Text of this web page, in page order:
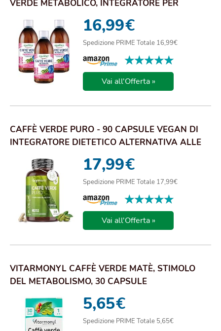
VERDE METABOLICO, INTEGRATORE PER
16,99€
Spedizione PRIME Totale 16,99€
★★★★★
★★★★★
Vai all'Offerta »
CAFFÈ VERDE PURO - 90 CAPSULE VEGAN DI
INTEGRATORE DIETETICO ALTERNATIVA ALLE
17,99€
Spedizione PRIME Totale 17,99€
★★★★★
★★★★★
Vai all'Offerta »
VITARMONYL CAFFÈ VERDE MATÈ, STIMOLO
DEL METABOLISMO, 30 CAPSULE
5,65€
Spedizione PRIME Totale 5,65€